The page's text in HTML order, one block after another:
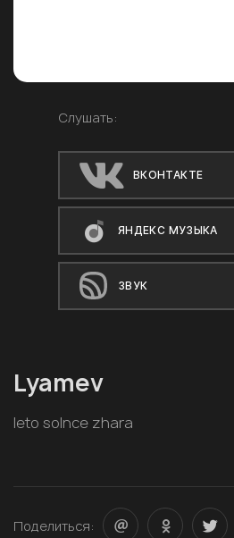
Слушать:
ВКОНТАКТЕ
ЯНДЕКС МУЗЫКА
ЗВУК
Lyamev
leto solnce zhara
Поделиться: